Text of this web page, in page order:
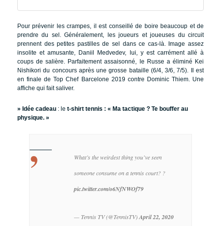
Pour prévenir les crampes, il est conseillé de boire beaucoup et de
prendre du sel. Généralement, les joueurs et joueuses du circuit
prennent des petites pastilles de sel dans ce cas-là. Image assez
insolite et amusante, Daniil Medvedev, lui, y est carrément allé à
coups de salière. Parfaitement assaisonné, le Russe a éliminé Kei
Nishikori du concours après une grosse bataille (6/4, 3/6, 7/5). Il est
en finale de Top Chef Barcelone 2019 contre Dominic Thiem. Une
affiche qui fait saliver.
» Idée cadeau : le t-shirt tennis : « Ma tactique ? Te bouffer au
physique. »
What’s the weirdest thing you’ve seen
someone consume on a tennis court? ?
pic.twitter.com/o6NfNWOf79
— Tennis TV (@TennisTV)April 22, 2020